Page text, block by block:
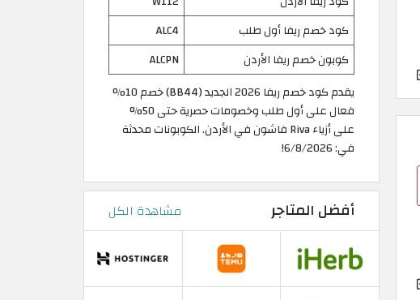
كود خصم ريفا أول طلب
ALC4
كوبون خصم ريفا الأردن
ALCPN
يقدم كود خصم ريفا 2026 الجديد (BB44) خصم 10%
فعال على أول طلب وخصومات حصرية حتى 50%
على أزياء Riva فاشون في الأردن. الكوبونات محدثة
في: 6/8/2026!
أفضل المتاجر مشاهدة الكل